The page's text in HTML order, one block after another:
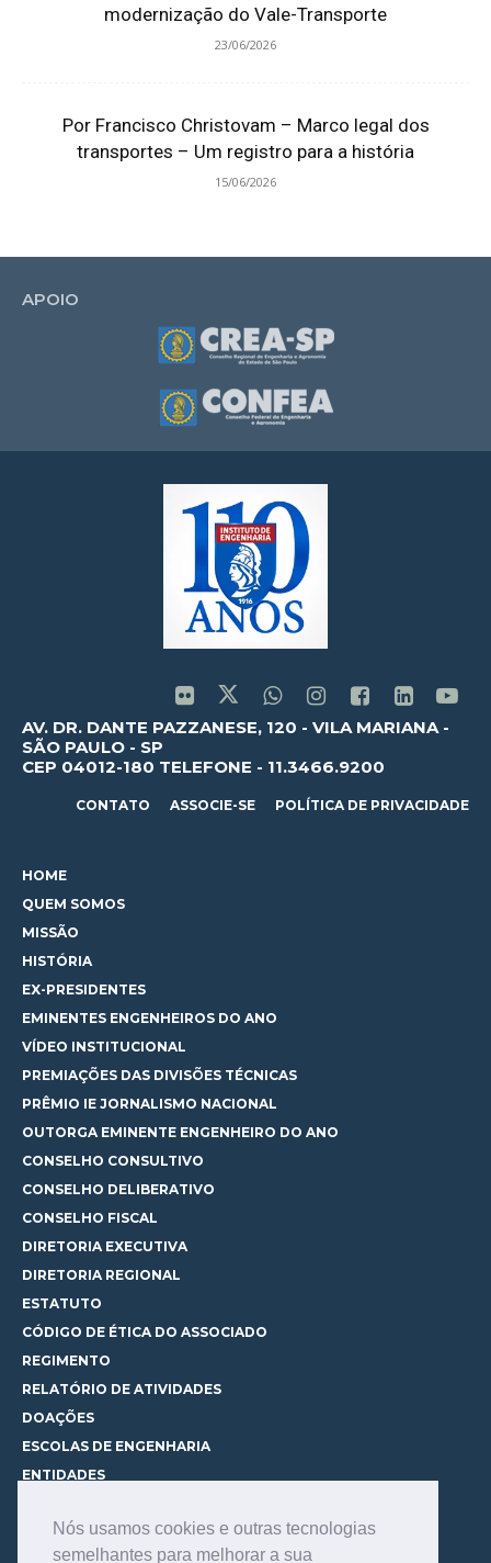
Nós usamos cookies e outras tecnologias
semelhantes para melhorar a sua
modernização do Vale-Transporte
23/06/2026
Por Francisco Christovam – Marco legal dos
transportes – Um registro para a história
15/06/2026
APOIO
AV. DR. DANTE PAZZANESE, 120 - VILA MARIANA -
SÃO PAULO - SP
CEP 04012-180 TELEFONE - 11.3466.9200
CONTATO ASSOCIE-SE POLÍTICA DE PRIVACIDADE
HOME
QUEM SOMOS
MISSÃO
HISTÓRIA
EX-PRESIDENTES
EMINENTES ENGENHEIROS DO ANO
VÍDEO INSTITUCIONAL
PREMIAÇÕES DAS DIVISÕES TÉCNICAS
PRÊMIO IE JORNALISMO NACIONAL
OUTORGA EMINENTE ENGENHEIRO DO ANO
CONSELHO CONSULTIVO
CONSELHO DELIBERATIVO
CONSELHO FISCAL
DIRETORIA EXECUTIVA
DIRETORIA REGIONAL
ESTATUTO
CÓDIGO DE ÉTICA DO ASSOCIADO
REGIMENTO
RELATÓRIO DE ATIVIDADES
DOAÇÕES
ESCOLAS DE ENGENHARIA
ENTIDADES
CURSOS